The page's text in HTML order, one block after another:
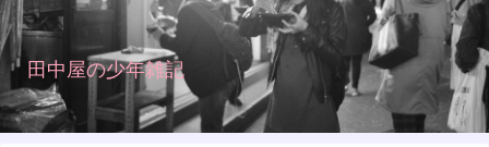
田中屋の少年雑記